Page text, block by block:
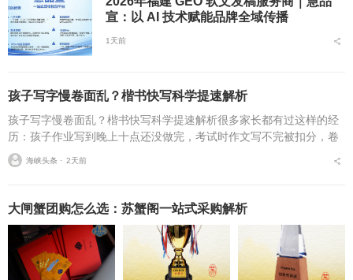
宣：以 AI 技术赋能品牌全域传播
1天前
孩子写字慢卷面乱？楷书快写科学提速解析
孩子写字慢卷面乱？楷书快写科学提速解析很多家长都有过这样的经
历：孩子作业写到晚上十点还没做完，考试时作文写不完被扣分，卷
面因为字迹潦草被老师多次点名。据相关调查显示，67%的小学生存
在书写速度不达标问...
海峡头条 ⋅ 2天前
大闸蟹团购怎么选：苏蟹阁一站式采购解析